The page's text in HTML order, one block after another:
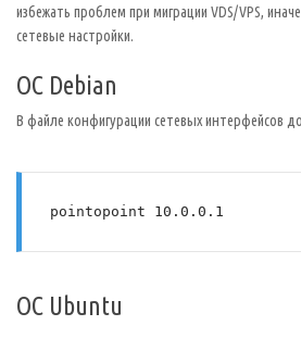
избежать проблем при миграции VDS/VPS,
сетевые настройки.
ОС Debian
В файле конфигурации сетевых интерфейсов
pointopoint 10.0.0.1
ОС Ubuntu